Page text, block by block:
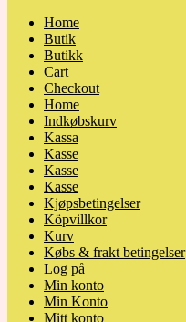
Home
Butik
Butikk
Cart
Checkout
Home
Indkøbskurv
Kassa
Kasse
Kasse
Kasse
Kjøpsbetingelser
Köpvillkor
Kurv
Købs & frakt betingelser
Log på
Min konto
Min Konto
Mitt konto